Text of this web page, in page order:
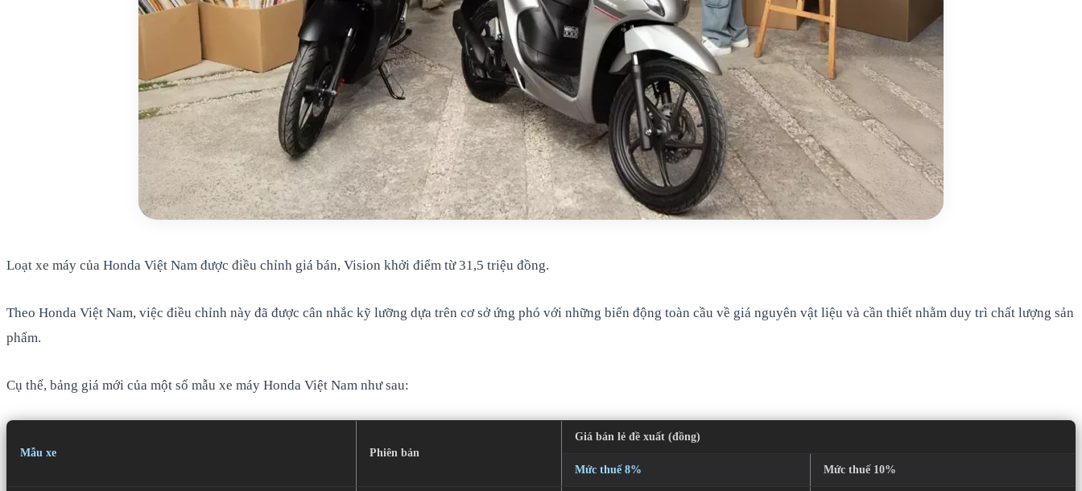
Loạt xe máy của Honda Việt Nam được điều chỉnh giá bán, Vision khởi điểm từ 31,5 triệu đồng.
Theo Honda Việt Nam, việc điều chỉnh này đã được cân nhắc kỹ lưỡng dựa trên cơ sở ứng phó với những biến động toàn cầu về giá nguyên vật liệu và cần thiết nhằm duy trì chất lượng sản
phẩm.
Cụ thể, bảng giá mới của một số mẫu xe máy Honda Việt Nam như sau:
Mẫu xe Phiên bản
Giá bán lẻ đề xuất (đồng)
Mức thuế 8% Mức thuế 10%